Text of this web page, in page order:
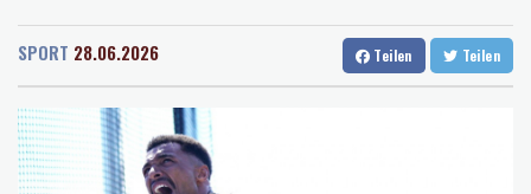
Dresden
Wien
26 °C
Baden-Baden
21 °C
E-Scooter-Bestand steigt auf 1,66 Millionen - 1,36 Millionen in
Klingbeils Steuerpläne stoßen weiter auf Kritik
Grünen-Politiker Janosch Dahmen fordert nationalen
Hitzeschutzplan
SPORT 28.06.2026 Teilen Teilen